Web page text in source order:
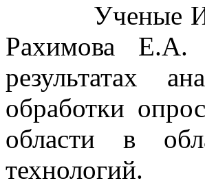
Ученые
Рахимова
результатах
обработки
области в
технологий.